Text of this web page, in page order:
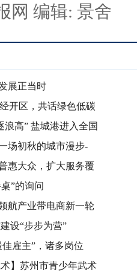
网 编辑: 景舍
展正当时
开区，共话绿色低碳
高” 盐城港进入全国
场初秋的城市漫步-
动开启
惠大众，扩大服务覆
”的询问
航产业带电商新一轮
设“步步为营”
雇主”，诸多岗位
】苏州市青少年武术